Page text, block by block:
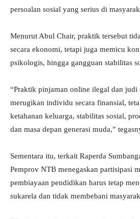
persoalan sosial yang serius di
Menurut Abul Chair, praktik tersebut
secara ekonomi, tetapi juga memicu
psikologis, hingga gangguan stabilitas
“Praktik pinjaman online ilegal dan
merugikan individu secara finansial,
ketahanan keluarga, stabilitas sosial,
dan masa depan generasi muda,”
Sementara itu, terkait Raperda
Pemprov NTB menegaskan partisipasi
pembiayaan pendidikan harus tetap
sukarela dan tidak membebani